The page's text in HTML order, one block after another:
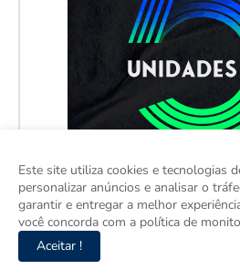
Este site utiliza cookies e tecnologias
personalizar anúncios e analisar o
garantir e entregar a melhor
você concorda com a política de
Aceitar !